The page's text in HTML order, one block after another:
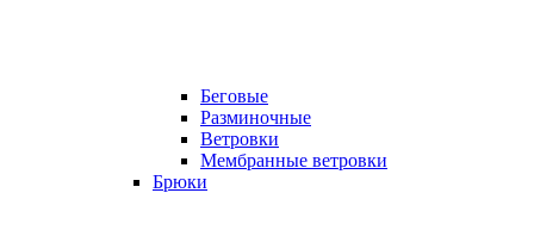
Беговые
Разминочные
Ветровки
Мембранные ветровки
Брюки